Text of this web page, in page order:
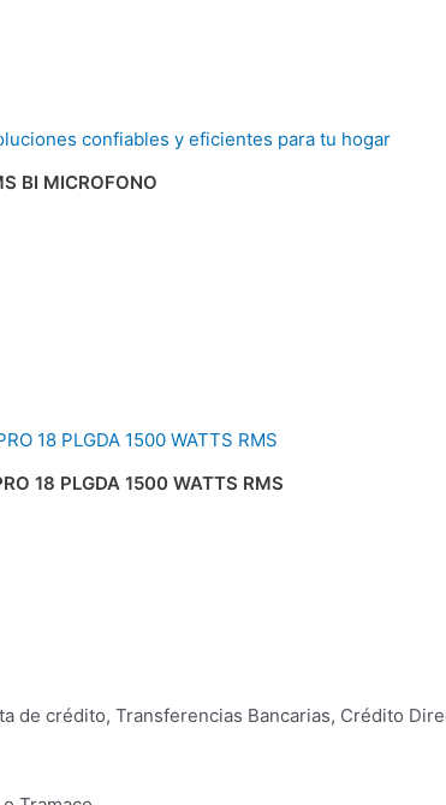
BI MICROFONO
18 PLGDA 1500 WATTS RMS
de crédito, Transferencias Bancarias, Crédito